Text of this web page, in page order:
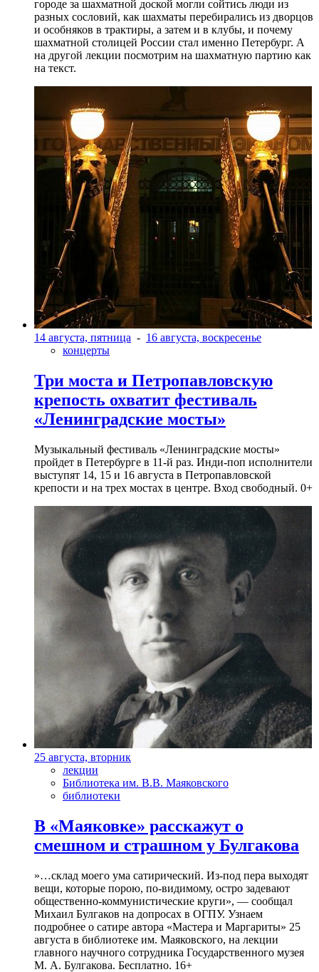
городе за шахматной доской могли сойтись люди из
разных сословий, как шахматы перебирались из дворцов
и особняков в трактиры, а затем и в клубы, и почему
шахматной столицей России стал именно Петербург. А
на другой лекции посмотрим на шахматную партию как
на текст.
14 августа, пятница - 16 августа, воскресенье
концерты
Три моста и Петропавловскую
крепость охватит фестиваль
«Ленинградские мосты»
Музыкальный фестиваль «Ленинградские мосты»
пройдет в Петербурге в 11-й раз. Инди-поп исполнители
выступят 14, 15 и 16 августа в Петропавловской
крепости и на трех мостах в центре. Вход свободный. 0+
25 августа, вторник
лекции
Библиотека им. В.В. Маяковского
библиотеки
В «Маяковке» расскажут о
смешном и страшном у Булгакова
»…склад моего ума сатирический. Из-под пера выходят
вещи, которые порою, по-видимому, остро задевают
общественно-коммунистические круги», — сообщал
Михаил Булгаков на допросах в ОГПУ. Узнаем
подробнее о сатире автора «Мастера и Маргариты» 25
августа в библиотеке им. Маяковского, на лекции
главного научного сотрудника Государственного музея
М. А. Булгакова. Бесплатно. 16+